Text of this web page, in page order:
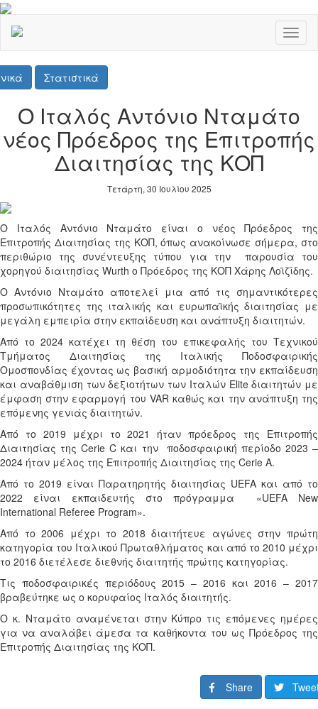
Στατιστικά
Ο Ιταλός Αντόνιο Νταμάτο
νέος Πρόεδρος της Επιτροπής
Διαιτησίας της ΚΟΠ
Τετάρτη, 30 Ιουλίου 2025
Ο Ιταλός Αντόνιο Νταμάτο είναι ο νέος Πρόεδρος της
Επιτροπής Διαιτησίας της ΚΟΠ, όπως ανακοίνωσε σήμερα, στο
περιθώριο της συνέντευξης τύπου για την
παρουσία του
χορηγού διαιτησίας Wurth ο Πρόεδρος της ΚΟΠ Χάρης Λοϊζίδης.
Ο Αντόνιο Νταμάτο αποτελεί μια από τις σημαντικότερες
προσωπικότητες της ιταλικής και ευρωπαϊκής διαιτησίας με
μεγάλη εμπειρία στην εκπαίδευση και ανάπτυξη διαιτητών.
Από το 2024 κατέχει τη θέση του επικεφαλής του Τεχνικού
Τμήματος Διαιτησίας της Ιταλικής Ποδοσφαιρικής
Ομοσπονδίας έχοντας ως βασική αρμοδιότητα την εκπαίδευση
και αναβάθμιση των δεξιοτήτων των Ιταλών Elite διαιτητών με
έμφαση στην εφαρμογή του VAR καθώς και την ανάπτυξη της
επόμενης γενιάς διαιτητών.
Από το 2019 μέχρι το 2021 ήταν πρόεδρος της Επιτροπής
Διαιτησίας τηςCerie C και την
ποδοσφαιρική περίοδο 2023 –
2024 ήταν μέλος της Επιτροπής Διαιτησίας της Cerie A.
Από το 2019 είναι Παρατηρητής διαιτησίας UEFA και από το
2022 είναι εκπαιδευτής στο πρόγραμμα
«UEFA New
International Referee Program».
Από το 2006 μέχρι το 2018 διαιτήτευε αγώνες στην πρώτη
κατηγορία του Ιταλικού Πρωταθλήματος και από το 2010 μέχρι
το 2016 διετέλεσε διεθνής διαιτητής πρώτης κατηγορίας.
Τις ποδοσφαιρικές περιόδους 2015 – 2016 και 2016 – 2017
βραβεύτηκε ως ο κορυφαίος Ιταλός διαιτητής.
Ο κ. Νταμάτο αναμένεται στην Κύπρο τις επόμενες ημέρες
για να αναλάβει άμεσα τα καθήκοντα του ως Πρόεδρος της
Επιτροπής Διαιτησίας της ΚΟΠ.
Share